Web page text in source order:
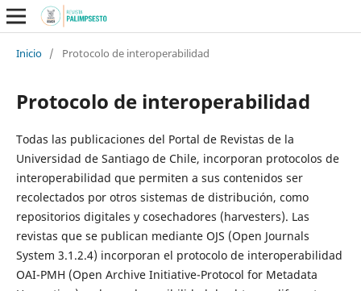
Inicio / Protocolo de interoperabilidad
Protocolo de interoperabilidad
Todas las publicaciones del Portal de Revistas de la
Universidad de Santiago de Chile, incorporan protocolos de
interoperabilidad que permiten a sus contenidos ser
recolectados por otros sistemas de distribución, como
repositorios digitales y cosechadores (harvesters). Las
revistas que se publican mediante OJS (Open Journals
System 3.1.2.4) incorporan el protocolo de interoperabilidad
OAI-PMH (Open Archive Initiative-Protocol for Metadata